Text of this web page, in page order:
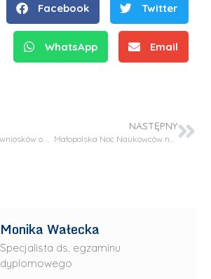
Facebook Twitter
WhatsApp Email
Termin składania wniosków o świadczenia dla studentów (stypendia)
NASTĘPNY
Małopolska Noc Naukowców na Wydziale Inżynierii i Technologii Chemicznej – 29 września 2023
Monika Wałecka
Specjalista ds. egzaminu
dyplomowego